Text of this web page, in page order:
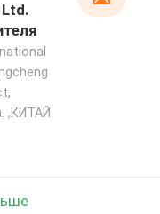
Ltd.
,КИТАЙ